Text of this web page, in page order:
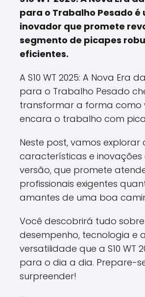
para o Trabalho Pesado é
inovador que promete
segmento de picapes
eficientes.
A S10 WT 2025: A Nova Era
para o Trabalho Pesado
transformar a forma como
encara o trabalho com
Neste post, vamos explorar
características e inovações
versão, que promete
profissionais exigentes
amantes de uma boa
Você descobrirá tudo sobre
desempenho, tecnologia e a
versatilidade que a S10 WT
para o dia a dia. Prepare-
surpreender!